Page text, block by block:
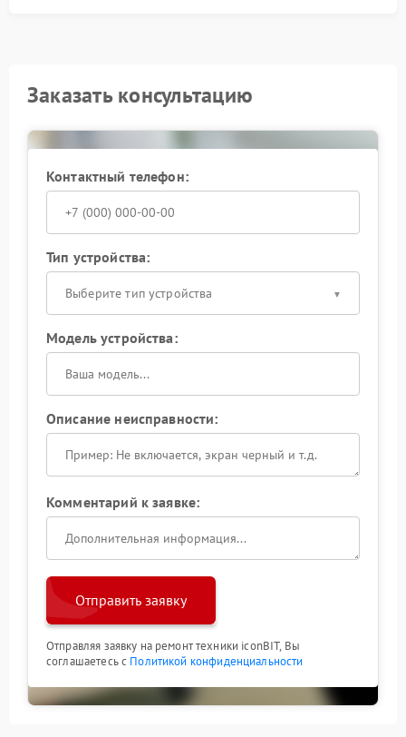
Заказать консультацию
Контактный телефон:
Тип устройства:
Выберите тип устройства
Модель устройства:
Описание неисправности:
Комментарий к заявке:
Отправить заявку
Отправляя заявку на ремонт техники iconBIT, Вы
соглашаетесь с Политикой конфиденциальности